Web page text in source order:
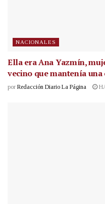
NACIONALES
Ella era Ana Yazmín,
vecino que mantenía
por Redacción Diario La Página